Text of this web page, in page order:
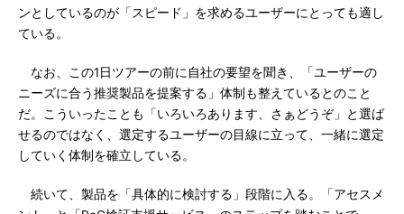
ンとしているのが「スピード」を求めるユーザーにとっても適し
ている。
なお、この1日ツアーの前に自社の要望を聞き、「ユーザーの
ニーズに合う推奨製品を提案する」体制も整えているとのこと
だ。こういったことも「いろいろあります、さぁどうぞ」と選ば
せるのではなく、選定するユーザーの目線に立って、一緒に選定
していく体制を確立している。
続いて、製品を「具体的に検討する」段階に入る。「アセスメ